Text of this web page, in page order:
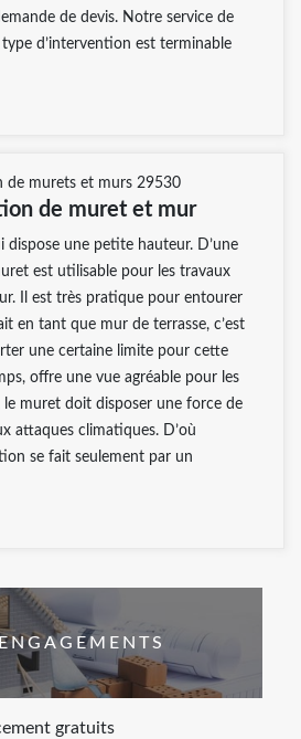
de devis. Notre service de
d’intervention est terminable
de muret et mur
dispose une petite hauteur. D’une
est utilisable pour les travaux
Il est très pratique pour entourer
en tant que mur de terrasse, c’est
une certaine limite pour cette
offre une vue agréable pour les
le muret doit disposer une force de
attaques climatiques. D’où
se fait seulement par un
gratuits